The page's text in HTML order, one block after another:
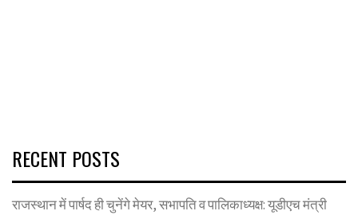
RECENT POSTS
राजस्थान में पार्षद ही चुनेंगे मेयर, सभापति व पालिकाध्यक्ष: यूडीएच मंत्री